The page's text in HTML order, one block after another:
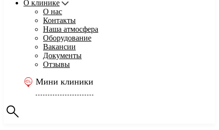
О клинике
О нас
Контакты
Наша атмосфера
Оборудование
Вакансии
Документы
Отзывы
Мини клиники